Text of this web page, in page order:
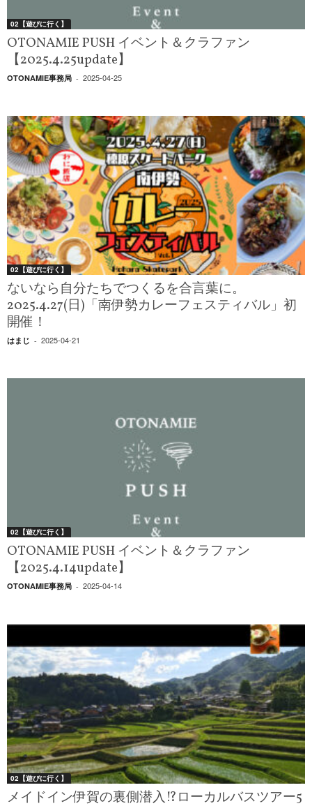
02【遊びに行く】
OTONAMIE PUSH イベント＆クラファン
【2025.4.25update】
OTONAMIE事務局 - 2025-04-25
02【遊びに行く】
ないなら自分たちでつくるを合言葉に。
2025.4.27(日)「南伊勢カレーフェスティバル」初
開催！
はまじ - 2025-04-21
02【遊びに行く】
OTONAMIE PUSH イベント＆クラファン
【2025.4.14update】
OTONAMIE事務局 - 2025-04-14
02【遊びに行く】
メイドイン伊賀の裏側潜入!?ローカルバスツアー5